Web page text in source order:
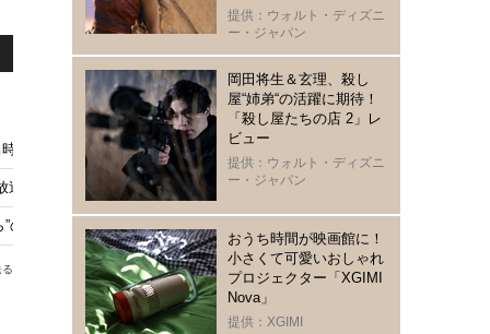
の予告編も
の海外版予告到着
提供：ウォルト・ディズニ
ー・ジャパン
岡田将生＆玄理、殺し
屋“姉弟“の活躍に期待！
「殺し屋たちの店 2」レ
ビュー
提供：ウォルト・ディズニ
ー・ジャパン
おうち時間が映画館に！
小さくて可愛いおしゃれ
プロジェクター「XGIMI
Nova」
提供：XGIMI